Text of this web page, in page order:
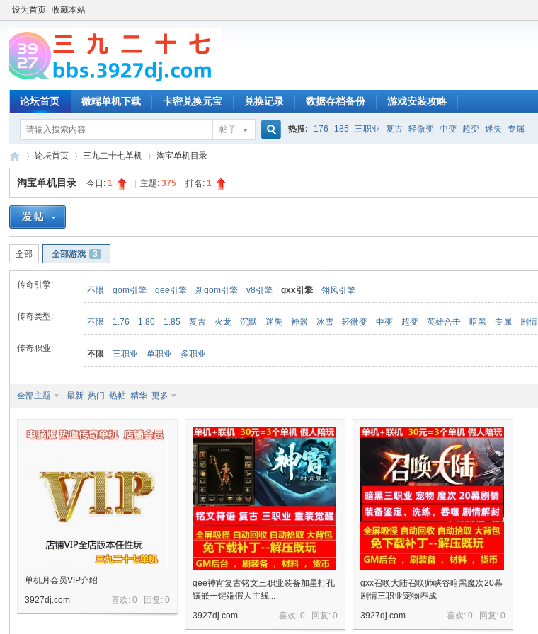
设为首页 收藏本站
论坛首页 微端单机下载 卡密兑换元宝 兑换记录 数据存档备份 游戏安装攻略
帖子 热搜: 176 185 三职业 复古 轻微变 中变 超变 迷失 专属
»
论坛首页 三九二十七单机 淘宝单机目录
淘宝单机目录 今日:1 主题:375 排名:1
全部 全部游戏 3
传奇引擎:
不限 gom引擎 gee引擎 新gom引擎 v8引擎 gxx引擎 翎风引擎
传奇类型:
不限 1.76 1.80 1.85 复古 火龙 沉默 迷失 神器 冰雪 轻微变 中变 超变 英雄合击 暗黑 专属 剧情
传奇职业:
不限 三职业 单职业 多职业
全部主题 最新 热门 热帖 精华 更多
单机月会员VIP介绍
喜欢: 0 回复:0
3927dj.com
gee神宵复古铭文三职业装备加星打孔
镶嵌一键端假人主线...
喜欢: 0 回复:0
3927dj.com
gxx召唤大陆召唤师峡谷暗黑魔次20幕
剧情三职业宠物养成
喜欢: 0 回复:0
3927dj.com